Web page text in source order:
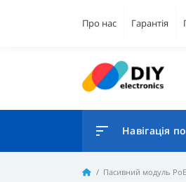
Про нас Гарантія
Навігація
Пасивний модуль PoE